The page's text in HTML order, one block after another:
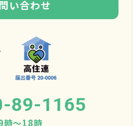
い合わせ
89-1165
時〜18時